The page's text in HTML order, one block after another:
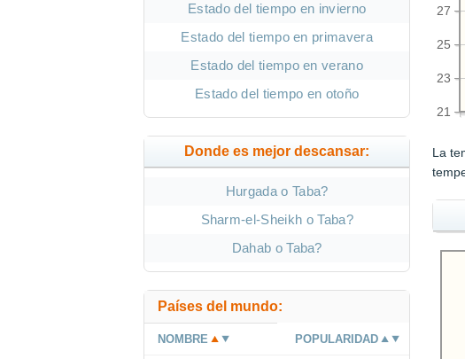
21
23
25
27
La
Estado del tiempo en invierno
Estado del tiempo en primavera
Estado del tiempo en verano
Estado del tiempo en otoño
Donde es mejor descansar:
Hurgada o Taba?
Sharm-el-Sheikh o Taba?
Dahab o Taba?
Países del mundo:
NOMBRE POPULARIDAD